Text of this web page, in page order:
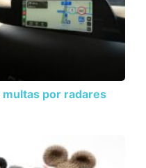
multas por radares